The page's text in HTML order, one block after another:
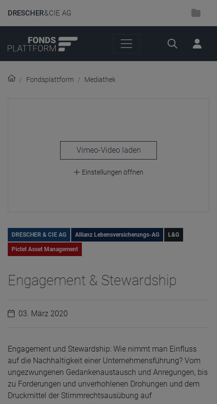
DRESCHER& CIE AG
Suche
Fondsplattform Mediathek
laden
Einstellungen öffnen
DRESCHER & CIE AG Allianz Lebensversicherungs-AG L&G
Pictet Asset Management
Engagement & Stewardship
03. März 2020
Engagement und Stewardship: Wie nimmt man Einfluss
auf die Nachhaltigkeit einer Unternehmensführung? Vom
ungezwungenen Gedankenaustausch und Anregungen, bis
zu Forderungen und unverhohlenen Drohungen und dem
Druckmittel der Stimmrechtsausübung auf